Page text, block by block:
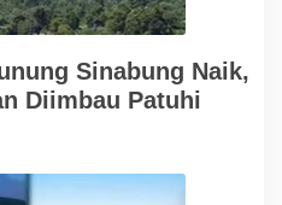
Sinabung Naik,
Diimbau Patuhi